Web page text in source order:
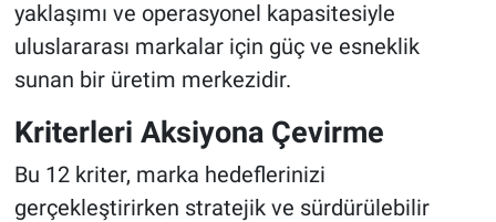
yaklaşımı ve operasyonel kapasitesiyle
uluslararası markalar için güç ve esneklik
sunan bir üretim merkezidir.
Kriterleri Aksiyona Çevirme
Bu 12 kriter, marka hedeflerinizi
gerçekleştirirken stratejik ve sürdürülebilir